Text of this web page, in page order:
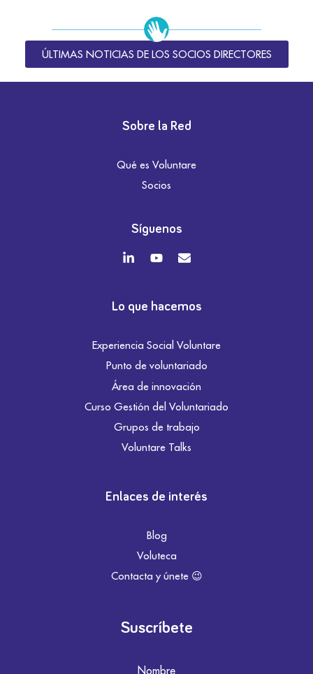
ÚLTIMAS NOTICIAS DE LOS SOCIOS DIRECTORES
Sobre la Red
Qué es Voluntare
Socios
Síguenos
Lo que hacemos
Experiencia Social Voluntare
Punto de voluntariado
Área de innovación
Curso Gestión del Voluntariado
Grupos de trabajo
Voluntare Talks
Enlaces de interés
Blog
Voluteca
Contacta y únete 😉
Suscríbete
Nombre